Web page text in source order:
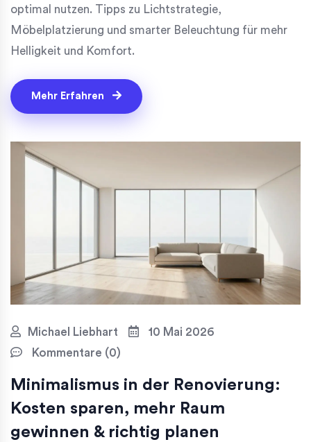
optimal nutzen. Tipps zu Lichtstrategie,
Möbelplatzierung und smarter Beleuchtung für mehr
Helligkeit und Komfort.
Mehr Erfahren
Michael Liebhart
10 Mai 2026
Kommentare (0)
Minimalismus in der Renovierung:
Kosten sparen, mehr Raum
gewinnen & richtig planen